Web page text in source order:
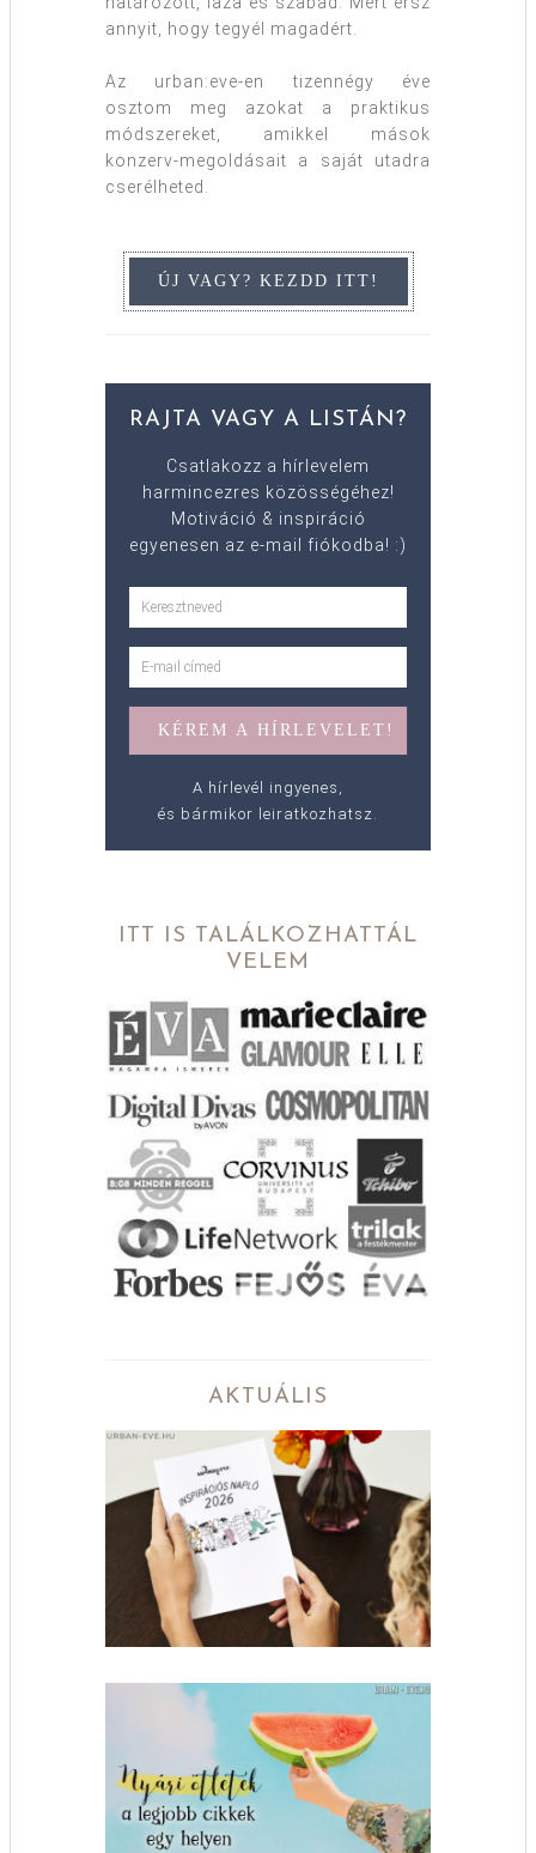
annyit, hogy tegyél magadért.
Az urban:eve-en tizennégy éve
osztom meg azokat a praktikus
módszereket, amikkel mások
konzerv-megoldásait a saját utadra
cserélheted.
RAJTA VAGY A LISTÁN?
Csatlakozz a hírlevelem
harmincezres közösségéhez!
Motiváció & inspiráció
egyenesen az e-mail fiókodba! :)
A hírlevél ingyenes,
és bármikor leiratkozhatsz.
ITT IS TALÁLKOZHATTÁL
VELEM
AKTUÁLIS